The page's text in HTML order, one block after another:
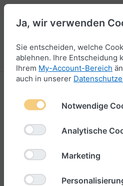
Menü Anmelden Vergleichen
von2
Ja, wir verwenden
Sie entscheiden, welche
ablehnen. Ihre Entscheidung
Ihrem My-Account-Bereich
auch in unserer
Notwendige
Analytische
Marketing